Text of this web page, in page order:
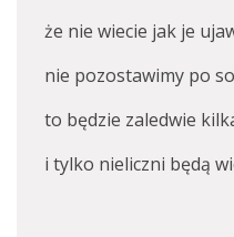
że nie wiecie jak je
nie pozostawimy po
to będzie zaledwie
i tylko nieliczni będą